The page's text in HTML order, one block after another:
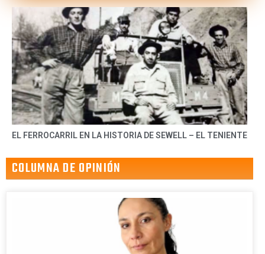
EL FERROCARRIL EN LA HISTORIA DE SEWELL – EL TENIENTE
COLUMNA DE OPINIÓN